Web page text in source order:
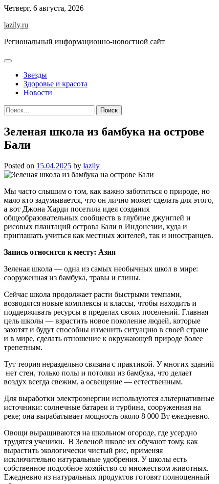
Skip
content
Четверг, 6 августа, 2026
lazily.ru
Региональный информационно-новостной сайт
Звезды
Здоровье и красота
Новости
Найти:
Зеленая школа из бамбука на острове
Бали
Posted on 15.04.2025 by lazily
Мы часто слышим о том, как важно заботиться о природе, но
мало кто задумывается, что он лично может сделать для этого,
а вот Джона Харди посетила идея создания
общеобразовательных сообществ в глубине джунглей и
рисовых плантаций острова Бали в Индонезии, куда и
приглашать учиться как местных жителей, так и иностранцев.
Запись относится к месту: Азия
Зеленая школа — одна из самых необычных школ в мире:
сооруженная из бамбука, травы и глины.
Сейчас школа продолжает расти быстрыми темпами,
возводятся новые комплексы и классы, чтобы находить и
поддерживать ресурсы в пределах своих поселений. Главная
цель школы — взрастить новое поколение людей, которые
захотят и будут способны изменить ситуацию в своей стране
и в мире, сделать отношение к окружающей природе более
трепетным.
Тут теория нераздельно связана с практикой. У многих зданий
нет стен, только полы и потолки из бамбука, что делает
воздух всегда свежим, а освещение — естественным.
Для выработки электроэнергии используются альтернативные
источники: солнечные батареи и турбина, сооруженная на
реке; она вырабатывает мощность около 8 000 Вт ежедневно.
Овощи выращиваются на школьном огороде, где усердно
трудятся ученики. В Зеленой школе их обучают тому, как
вырастить экологически чистый рис, применяя
исключительно натуральные удобрения. У школы есть
собственное подсобное хозяйство со множеством животных.
Ежедневно из натуральных продуктов готовят полноценный